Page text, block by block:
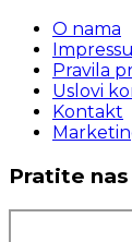
O nama
Pravila
Uslovi
Kontakt
Pratite